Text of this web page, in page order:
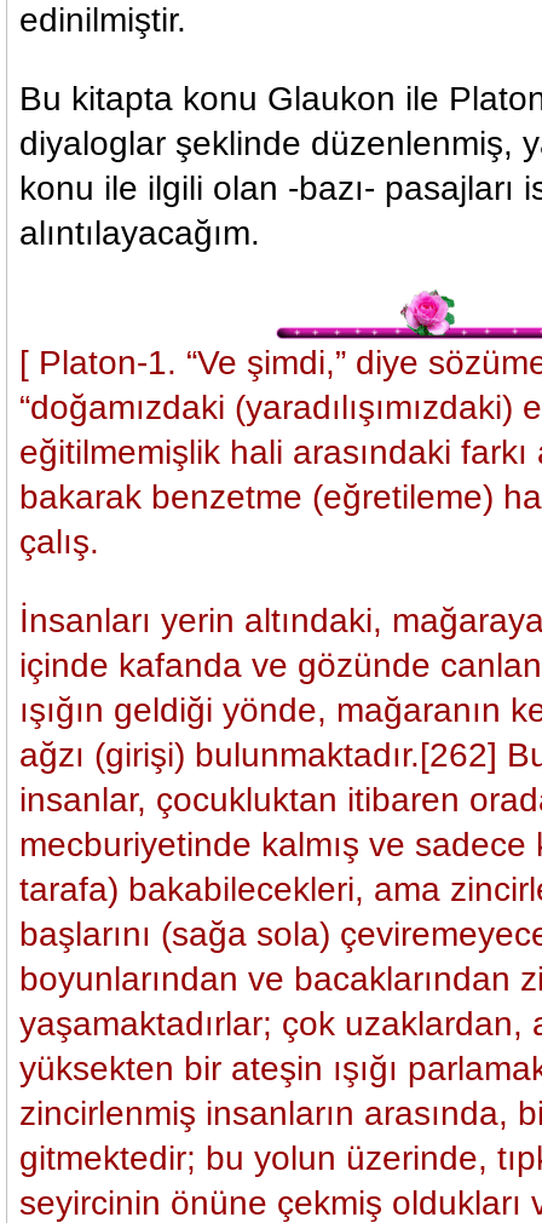
edinilmiştir.
Bu kitapta konu Glaukon ile
diyaloglar şeklinde düzenlenmiş,
konu ile ilgili olan -bazı- pasajları
alıntılayacağım.
[ Platon-1. “Ve şimdi,” diye
“doğamızdaki (yaradılışımızdaki)
eğitilmemişlik hali arasındaki
bakarak benzetme (eğretileme)
çalış.
İnsanları yerin altındaki,
içinde kafanda ve gözünde
ışığın geldiği yönde, mağaranın
ağzı (girişi) bulunmaktadır.[262]
insanlar, çocukluktan itibaren
mecburiyetinde kalmış ve sadece
tarafa) bakabilecekleri, ama
başlarını (sağa sola)
boyunlarından ve bacaklarından
yaşamaktadırlar; çok uzaklardan,
yüksekten bir ateşin ışığı
zincirlenmiş insanların arasında,
gitmektedir; bu yolun üzerinde,
seyircinin önüne çekmiş oldukları